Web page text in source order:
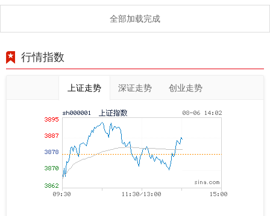
全部加载完成
行情指数
上证走势 深证走势 创业走势